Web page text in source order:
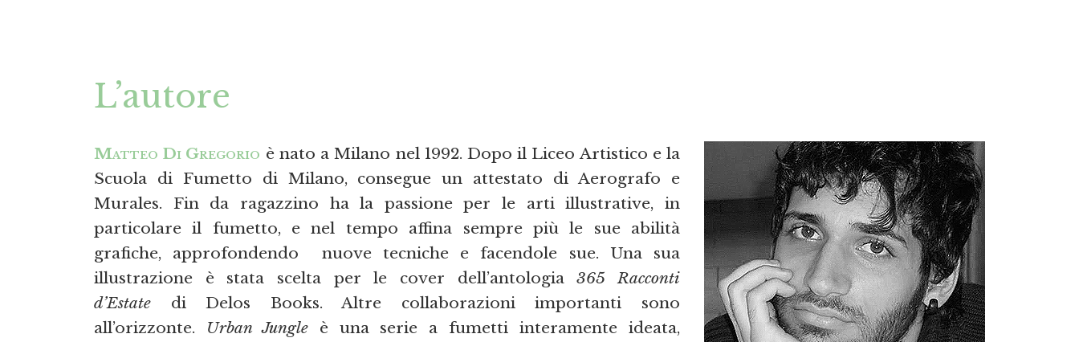
L’autore
Matteo Di Gregorio è nato a Milano nel 1992. Dopo il Liceo Artistico e la
Scuola di Fumetto di Milano, consegue un attestato di Aerografo e
Murales. Fin da ragazzino ha la passione per le arti illustrative, in
particolare il fumetto, e nel tempo affina sempre più le sue abilità
grafiche, approfondendo nuove tecniche e facendole sue. Una sua
illustrazione è stata scelta per le cover dell’antologia365 Racconti
d’Estate di Delos Books. Altre collaborazioni importanti sono
all’orizzonte. Urban Jungleè una serie a fumetti interamente ideata,